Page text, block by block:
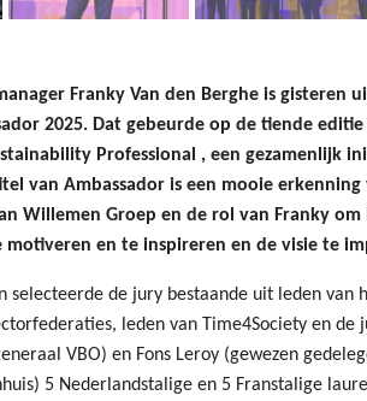
Franky Van den Berghe is gisteren
2025. Dat gebeurde op de tiende
Professional , een gezamenlijk
van Ambassador is een mooie
Willemen Groep en de rol van Franky om
motiveren en te inspireren en de visie te
selecteerde de jury bestaande uit leden van
leden van Time4Society en de
VBO) en Fons Leroy (gewezen
5 Nederlandstalige en 5 Franstalige